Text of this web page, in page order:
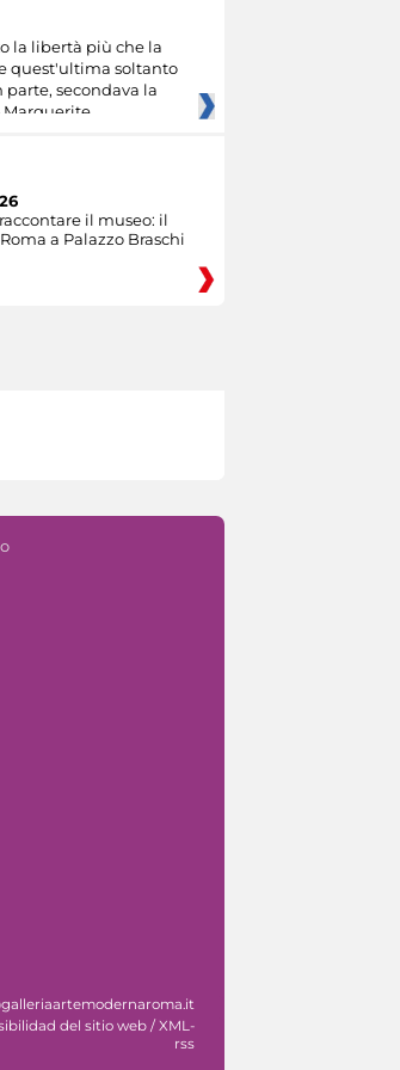
la libertà più che la
quest'ultima soltanto
parte, secondava la
il museo: il
a Palazzo Braschi
del sitio web /XML-
rss